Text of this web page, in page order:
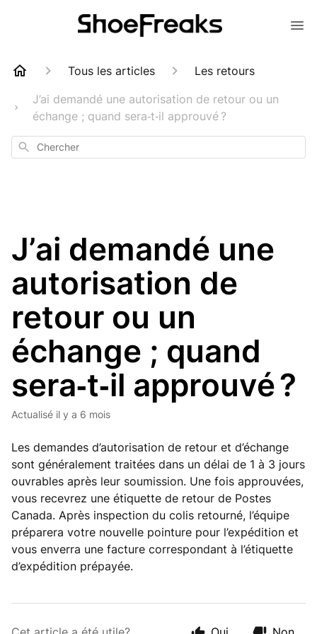
Tous les articles
Les retours
J’ai demandé une autorisation de retour ou un
échange ; quand sera‑t‑il approuvé ?
Chercher
J’ai demandé une
autorisation de
retour ou un
échange ; quand
sera‑t‑il approuvé ?
Actualisé il y a 6 mois
Les demandes d’autorisation de retour et d’échange
sont généralement traitées dans un délai de 1 à 3 jours
ouvrables après leur soumission. Une fois approuvées,
vous recevrez une étiquette de retour de Postes
Canada. Après inspection du colis retourné, l’équipe
préparera votre nouvelle pointure pour l’expédition et
vous enverra une facture correspondant à l’étiquette
d’expédition prépayée.